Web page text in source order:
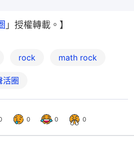
」授權轉載。】
rock math rock
活圈
0 0 0